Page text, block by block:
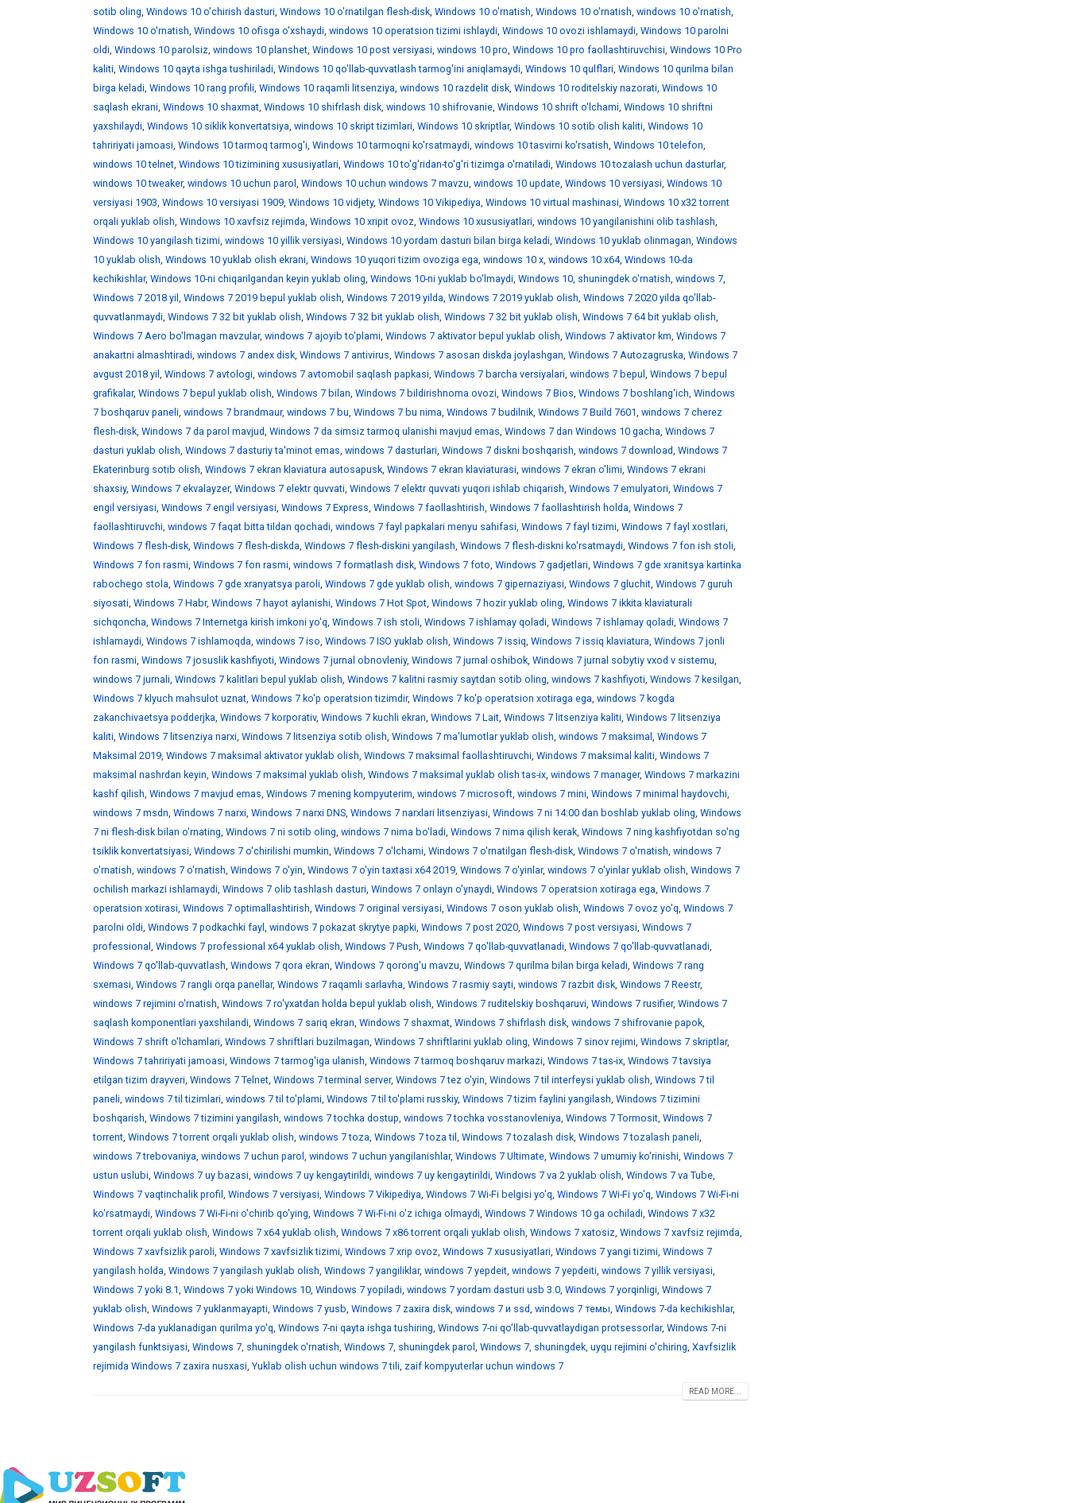
sotib oling, Windows 10 o'chirish dasturi, Windows 10 o'rnatilgan flesh-disk, Windows 10 o'rnatish, Windows 10 o'rnatish, windows 10 o'rnatish,
Windows 10 o'rnatish, Windows 10 ofisga o'xshaydi, windows 10 operatsion tizimi ishlaydi, Windows 10 ovozi ishlamaydi, Windows 10 parolni
oldi, Windows 10 parolsiz, windows 10 planshet, Windows 10 post versiyasi, windows 10 pro, Windows 10 pro faollashtiruvchisi, Windows 10 Pro
kaliti, Windows 10 qayta ishga tushiriladi, Windows 10 qo'llab-quvvatlash tarmog'ini aniqlamaydi, Windows 10 qulflari, Windows 10 qurilma bilan
birga keladi, Windows 10 rang profili, Windows 10 raqamli litsenziya, windows 10 razdelit disk, Windows 10 roditelskiy nazorati, Windows 10
saqlash ekrani, Windows 10 shaxmat, Windows 10 shifrlash disk, windows 10 shifrovanie, Windows 10 shrift o'lchami, Windows 10 shriftni
yaxshilaydi, Windows 10 siklik konvertatsiya, windows 10 skript tizimlari, Windows 10 skriptlar, Windows 10 sotib olish kaliti, Windows 10
tahririyati jamoasi, Windows 10 tarmoq tarmog'i, Windows 10 tarmoqni ko'rsatmaydi, windows 10 tasvirni ko'rsatish, Windows 10 telefon,
windows 10 telnet, Windows 10 tizimining xususiyatlari, Windows 10 to'g'ridan-to'g'ri tizimga o'rnatiladi, Windows 10 tozalash uchun dasturlar,
windows 10 tweaker, windows 10 uchun parol , Windows 10 uchun windows 7 mavzu, windows 10 update, Windows 10 versiyasi, Windows 10
versiyasi 1903, Windows 10 versiyasi 1909, Windows 10 vidjety, Windows 10 Vikipediya, Windows 10 virtual mashinasi, Windows 10 x32 torrent
orqali yuklab olish, Windows 10 xavfsiz rejimda, Windows 10 xripit ovoz, Windows 10 xususiyatlari, windows 10 yangilanishini olib tashlash,
Windows 10 yangilash tizimi, windows 10 yillik versiyasi, Windows 10 yordam dasturi bilan birga keladi, Windows 10 yuklab olinmagan, Windows
10 yuklab olish, Windows 10 yuklab olish ekrani, Windows 10 yuqori tizim ovoziga ega, windows 10 х, windows 10 х64, Windows 10-da
kechikishlar, Windows 10-ni chiqarilgandan keyin yuklab oling, Windows 10-ni yuklab bo'lmaydi, Windows 10, shuningdek o'rnatish, windows 7,
Windows 7 2018 yil , Windows 7 2019 bepul yuklab olish, Windows 7 2019 yilda, Windows 7 2019 yuklab olish, Windows 7 2020 yilda qo'llab-
quvvatlanmaydi, Windows 7 32 bit yuklab olish, Windows 7 32 bit yuklab olish, Windows 7 32 bit yuklab olish, Windows 7 64 bit yuklab olish,
Windows 7 Aero bo'lmagan mavzular, windows 7 ajoyib to'plami, Windows 7 aktivator bepul yuklab olish, Windows 7 aktivator km, Windows 7
anakartni almashtiradi, windows 7 andex disk, Windows 7 antivirus, Windows 7 asosan diskda joylashgan, Windows 7 Autozagruska, Windows 7
avgust 2018 yil , Windows 7 avtologi, windows 7 avtomobil saqlash papkasi, Windows 7 barcha versiyalari, windows 7 bepul , Windows 7 bepul
grafikalar, Windows 7 bepul yuklab olish, Windows 7 bilan, Windows 7 bildirishnoma ovozi, Windows 7 Bios, Windows 7 boshlang'ich, Windows
7 boshqaruv paneli, windows 7 brandmaur, windows 7 bu, Windows 7 bu nima, Windows 7 budilnik, Windows 7 Build 7601, windows 7 cherez
flesh-disk, Windows 7 da parol mavjud, Windows 7 da simsiz tarmoq ulanishi mavjud emas, Windows 7 dan Windows 10 gacha, Windows 7
dasturi yuklab olish, Windows 7 dasturiy ta'minot emas, windows 7 dasturlari, Windows 7 diskni boshqarish, windows 7 download, Windows 7
Ekaterinburg sotib olish, Windows 7 ekran klaviatura autosapusk, Windows 7 ekran klaviaturasi, windows 7 ekran o'limi, Windows 7 ekrani
shaxsiy, Windows 7 ekvalayzer, Windows 7 elektr quvvati, Windows 7 elektr quvvati yuqori ishlab chiqarish, Windows 7 emulyatori, Windows 7
engil versiyasi, Windows 7 engil versiyasi, Windows 7 Express, Windows 7 faollashtirish, Windows 7 faollashtirish holda, Windows 7
faollashtiruvchi, windows 7 faqat bitta tildan qochadi, windows 7 fayl papkalari menyu sahifasi, Windows 7 fayl tizimi, Windows 7 fayl xostlari,
Windows 7 flesh-disk, Windows 7 flesh-diskda, Windows 7 flesh-diskini yangilash, Windows 7 flesh-diskni ko'rsatmaydi, Windows 7 fon ish stoli,
Windows 7 fon rasmi, Windows 7 fon rasmi, windows 7 formatlash disk, Windows 7 foto, Windows 7 gadjetlari, Windows 7 gde xranitsya kartinka
rabochego stola, Windows 7 gde xranyatsya paroli, Windows 7 gde yuklab olish, windows 7 gipernaziyasi, Windows 7 gluchit, Windows 7 guruh
siyosati, Windows 7 Habr, Windows 7 hayot aylanishi, Windows 7 Hot Spot, Windows 7 hozir yuklab oling, Windows 7 ikkita klaviaturali
sichqoncha, Windows 7 Internetga kirish imkoni yo'q, Windows 7 ish stoli, Windows 7 ishlamay qoladi, Windows 7 ishlamay qoladi, Windows 7
ishlamaydi, Windows 7 ishlamoqda, windows 7 iso, Windows 7 ISO yuklab olish, Windows 7 issiq, Windows 7 issiq klaviatura, Windows 7 jonli
fon rasmi, Windows 7 josuslik kashfiyoti, Windows 7 jurnal obnovleniy, Windows 7 jurnal oshibok, Windows 7 jurnal sobytiy vxod v sistemu,
windows 7 jurnali, Windows 7 kalitlari bepul yuklab olish, Windows 7 kalitni rasmiy saytdan sotib oling, windows 7 kashfiyoti, Windows 7 kesilgan,
Windows 7 klyuch mahsulot uznat, Windows 7 ko'p operatsion tizimdir, Windows 7 ko'p operatsion xotiraga ega, windows 7 kogda
zakanchivaetsya podderjka, Windows 7 korporativ, Windows 7 kuchli ekran, Windows 7 Lait, Windows 7 litsenziya kaliti, Windows 7 litsenziya
kaliti, Windows 7 litsenziya narxi, Windows 7 litsenziya sotib olish, Windows 7 ma'lumotlar yuklab olish, windows 7 maksimal , Windows 7
Maksimal 2019, Windows 7 maksimal aktivator yuklab olish, Windows 7 maksimal faollashtiruvchi, Windows 7 maksimal kaliti, Windows 7
maksimal nashrdan keyin, Windows 7 maksimal yuklab olish, Windows 7 maksimal yuklab olish tas-ix, windows 7 manager, Windows 7 markazini
kashf qilish, Windows 7 mavjud emas, Windows 7 mening kompyuterim, windows 7 microsoft, windows 7 mini, Windows 7 minimal haydovchi,
windows 7 msdn, Windows 7 narxi, Windows 7 narxi DNS, Windows 7 narxlari litsenziyasi, Windows 7 ni 14:00 dan boshlab yuklab oling, Windows
7 ni flesh-disk bilan o'rnating, Windows 7 ni sotib oling, windows 7 nima bo'ladi, Windows 7 nima qilish kerak, Windows 7 ning kashfiyotdan so'ng
tsiklik konvertatsiyasi, Windows 7 o'chirilishi mumkin, Windows 7 o'lchami, Windows 7 o'rnatilgan flesh-disk, Windows 7 o'rnatish, windows 7
o'rnatish, windows 7 o'rnatish, Windows 7 o'yin, Windows 7 o'yin taxtasi x64 2019, Windows 7 o'yinlar, windows 7 o'yinlar yuklab olish, Windows 7
ochilish markazi ishlamaydi, Windows 7 olib tashlash dasturi, Windows 7 onlayn o'ynaydi, Windows 7 operatsion xotiraga ega, Windows 7
operatsion xotirasi, Windows 7 optimallashtirish, Windows 7 original versiyasi, Windows 7 oson yuklab olish, Windows 7 ovoz yo'q, Windows 7
parolni oldi, Windows 7 podkachki fayl , windows 7 pokazat skrytye papki, Windows 7 post 2020, Windows 7 post versiyasi, Windows 7
professional , Windows 7 professional x64 yuklab olish, Windows 7 Push, Windows 7 qo'llab-quvvatlanadi, Windows 7 qo'llab-quvvatlanadi,
Windows 7 qo'llab-quvvatlash, Windows 7 qora ekran, Windows 7 qorong'u mavzu, Windows 7 qurilma bilan birga keladi, Windows 7 rang
sxemasi, Windows 7 rangli orqa panellar, Windows 7 raqamli sarlavha, Windows 7 rasmiy sayti, windows 7 razbit disk, Windows 7 Reestr,
windows 7 rejimini o'rnatish, Windows 7 ro'yxatdan holda bepul yuklab olish, Windows 7 ruditelskiy boshqaruvi, Windows 7 rusifier, Windows 7
saqlash komponentlari yaxshilandi, Windows 7 sariq ekran, Windows 7 shaxmat, Windows 7 shifrlash disk, windows 7 shifrovanie papok,
Windows 7 shrift o'lchamlari, Windows 7 shriftlari buzilmagan, Windows 7 shriftlarini yuklab oling, Windows 7 sinov rejimi, Windows 7 skriptlar,
Windows 7 tahririyati jamoasi, Windows 7 tarmog'iga ulanish, Windows 7 tarmoq boshqaruv markazi, Windows 7 tas-ix, Windows 7 tavsiya
etilgan tizim drayveri, Windows 7 Telnet, Windows 7 terminal server, Windows 7 tez o'yin, Windows 7 til interfeysi yuklab olish, Windows 7 til
paneli, windows 7 til tizimlari, windows 7 til to'plami, Windows 7 til to'plami russkiy, Windows 7 tizim faylini yangilash, Windows 7 tizimini
boshqarish, Windows 7 tizimini yangilash, windows 7 tochka dostup, windows 7 tochka vosstanovleniya, Windows 7 Tormosit, Windows 7
torrent, Windows 7 torrent orqali yuklab olish, windows 7 toza, Windows 7 toza til , Windows 7 tozalash disk, Windows 7 tozalash paneli,
windows 7 trebovaniya, windows 7 uchun parol , windows 7 uchun yangilanishlar, Windows 7 Ultimate, Windows 7 umumiy ko'rinishi, Windows 7
ustun uslubi, Windows 7 uy bazasi, windows 7 uy kengaytirildi, windows 7 uy kengaytirildi, Windows 7 va 2 yuklab olish, Windows 7 va Tube,
Windows 7 vaqtinchalik profil , Windows 7 versiyasi, Windows 7 Vikipediya, Windows 7 Wi-Fi belgisi yo'q, Windows 7 Wi-Fi yo'q, Windows 7 Wi-Fi-ni
ko'rsatmaydi, Windows 7 Wi-Fi-ni o'chirib qo'ying, Windows 7 Wi-Fi-ni o'z ichiga olmaydi, Windows 7 Windows 10 ga ochiladi, Windows 7 x32
torrent orqali yuklab olish, Windows 7 x64 yuklab olish, Windows 7 x86 torrent orqali yuklab olish, Windows 7 xatosiz, Windows 7 xavfsiz rejimda,
Windows 7 xavfsizlik paroli, Windows 7 xavfsizlik tizimi, Windows 7 xrip ovoz, Windows 7 xususiyatlari, Windows 7 yangi tizimi, Windows 7
yangilash holda, Windows 7 yangilash yuklab olish, Windows 7 yangiliklar, windows 7 yepdeit, windows 7 yepdeiti, windows 7 yillik versiyasi,
Windows 7 yoki 8.1, Windows 7 yoki Windows 10, Windows 7 yopiladi, windows 7 yordam dasturi usb 3.0, Windows 7 yorqinligi, Windows 7
yuklab olish, Windows 7 yuklanmayapti, Windows 7 yusb, Windows 7 zaxira disk, windows 7 и ssd, windows 7 темы, Windows 7-da kechikishlar,
Windows 7-da yuklanadigan qurilma yo'q, Windows 7-ni qayta ishga tushiring, Windows 7-ni qo'llab-quvvatlaydigan protsessorlar, Windows 7-ni
yangilash funktsiyasi, Windows 7, shuningdek o'rnatish, Windows 7, shuningdek parol , Windows 7, shuningdek, uyqu rejimini o'chiring, Xavfsizlik
rejimida Windows 7 zaxira nusxasi, Yuklab olish uchun windows 7 tili, zaif kompyuterlar uchun windows 7
READ MORE...